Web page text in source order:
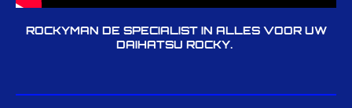
ROCKYMAN DE SPECIALIST IN ALLES VOOR UW
DAIHATSU ROCKY.